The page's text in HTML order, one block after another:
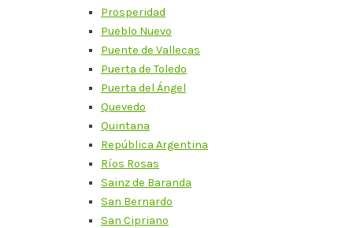
Prosperidad
Pueblo Nuevo
Puente de Vallecas
Puerta de Toledo
Puerta del Ángel
Quevedo
Quintana
República Argentina
Ríos Rosas
Sainz de Baranda
San Bernardo
San Cipriano